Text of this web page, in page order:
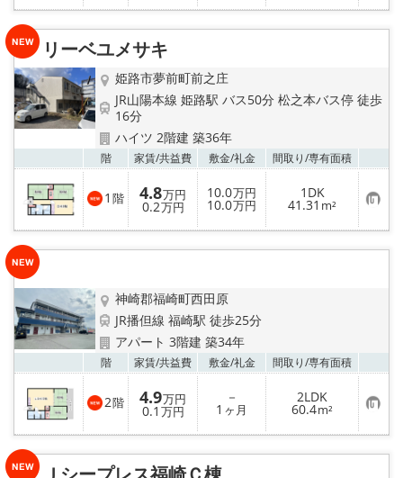
に
り
リーベユメサキ
姫路市夢前町前之庄
JR山陽本線 姫路駅 バス50分 松之本バス停 徒歩
16分
ハイツ 2階建 築36年
階 家賃/共益費 敷金/礼金 間取り/専有面積
1 階 4.8万円
0.2万円
10.0万円
10.0万円
1DK
41.31 m² お
気
に
り
神崎郡福崎町西田原
JR播但線 福崎駅 徒歩25分
アパート 3階建 築34年
階 家賃/共益費 敷金/礼金 間取り/専有面積
2階 4.9万円
0.1 万円
－
1 ヶ月
2LDK
60.4m² お
気
に
り